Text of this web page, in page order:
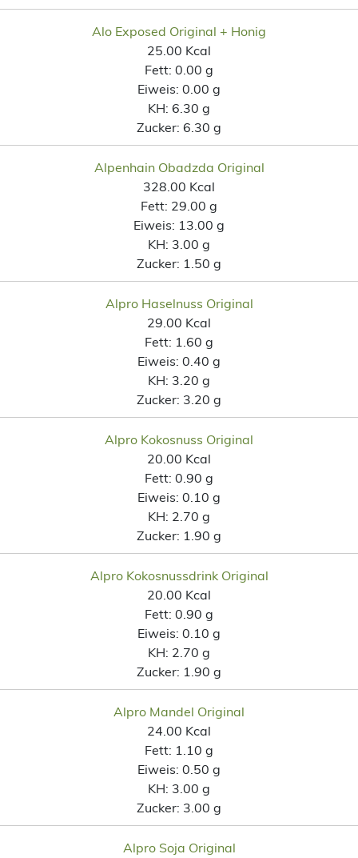
Alo Exposed Original + Honig
25.00 Kcal
Fett: 0.00 g
Eiweis: 0.00 g
KH: 6.30 g
Zucker: 6.30 g
Alpenhain Obadzda Original
328.00 Kcal
Fett: 29.00 g
Eiweis: 13.00 g
KH: 3.00 g
Zucker: 1.50 g
Alpro Haselnuss Original
29.00 Kcal
Fett: 1.60 g
Eiweis: 0.40 g
KH: 3.20 g
Zucker: 3.20 g
Alpro Kokosnuss Original
20.00 Kcal
Fett: 0.90 g
Eiweis: 0.10 g
KH: 2.70 g
Zucker: 1.90 g
Alpro Kokosnussdrink Original
20.00 Kcal
Fett: 0.90 g
Eiweis: 0.10 g
KH: 2.70 g
Zucker: 1.90 g
Alpro Mandel Original
24.00 Kcal
Fett: 1.10 g
Eiweis: 0.50 g
KH: 3.00 g
Zucker: 3.00 g
Alpro Soja Original